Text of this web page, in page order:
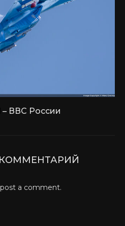
ВВС России
a comment.